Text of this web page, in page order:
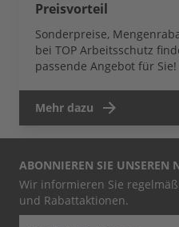
Preisvorteil
Sonderpreise,
bei TOP Arbeitsschutz
passende Angebot für Sie!
Mehr dazu
ABONNIEREN SIE UNSEREN
Wir informieren Sie
und Rabattaktionen.